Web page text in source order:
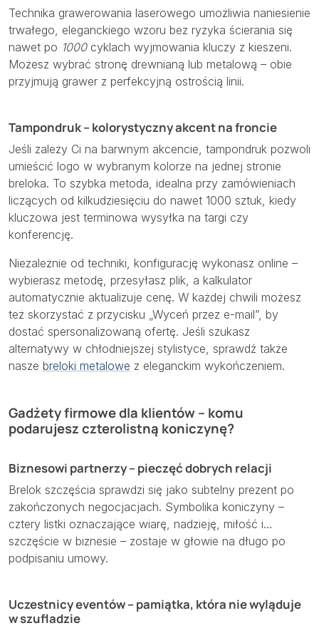
Technika grawerowania laserowego umożliwia naniesienie
trwałego, eleganckiego wzoru bez ryzyka ścierania się
nawet po 1000cyklach wyjmowania kluczy z kieszeni.
Możesz wybrać stronę drewnianą lub metalową – obie
przyjmują grawer z perfekcyjną ostrością linii.
Tampondruk – kolorystyczny akcent na froncie
Jeśli zależy Ci na barwnym akcencie, tampondruk pozwoli
umieścić logo w wybranym kolorze na jednej stronie
breloka. To szybka metoda, idealna przy zamówieniach
liczących od kilkudziesięciu do nawet 1000 sztuk, kiedy
kluczowa jest terminowa wysyłka na targi czy
konferencję.
Niezależnie od techniki, konfigurację wykonasz online –
wybierasz metodę, przesyłasz plik, a kalkulator
automatycznie aktualizuje cenę. W każdej chwili możesz
też skorzystać z przycisku „Wyceń przez e-mail”, by
dostać spersonalizowaną ofertę. Jeśli szukasz
alternatywy w chłodniejszej stylistyce, sprawdź także
nasze breloki metalowe z eleganckim wykończeniem.
Gadżety firmowe dla klientów – komu
podarujesz czterolistną koniczynę?
Biznesowi partnerzy – pieczęć dobrych relacji
Brelok szczęścia sprawdzi się jako subtelny prezent po
zakończonych negocjacjach. Symbolika koniczyny –
cztery listki oznaczające wiarę, nadzieję, miłość i…
szczęście w biznesie – zostaje w głowie na długo po
podpisaniu umowy.
Uczestnicy eventów – pamiątka, która nie wyląduje
w szufladzie